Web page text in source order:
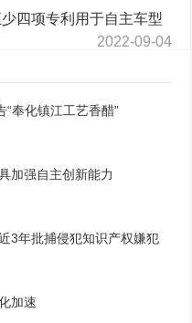
四项专利用于自主车型
2022-09-04
“奉化镇江工艺香醋”
加强自主创新能力
3年批捕侵犯知识产权嫌犯
加速